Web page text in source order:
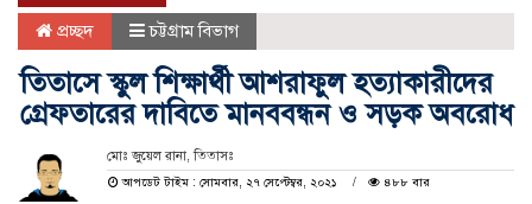
প্রচ্ছদ চট্টগ্রাম বিভাগ
তিতাসে স্কুল শিক্ষার্থী আশরাফুল হত্যাকারীদের
গ্রেফতারের দাবিতে মানববন্ধন ও সড়ক অবরোধ
মোঃ জুয়েল রানা, তিতাসঃ
আপডেট টাইম : সোমবার, ২৭ সেপ্টেম্বর, ২০২১
৪৮৮ বার